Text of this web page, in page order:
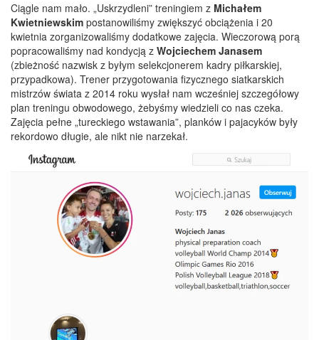
Ciągle nam mało. „Uskrzydleni” treningiem z Michałem
Kwietniewskim postanowiliśmy zwiększyć obciążenia i 20
kwietnia zorganizowaliśmy dodatkowe zajęcia. Wieczorową porą
popracowaliśmy nad kondycją z Wojciechem Janasem
(zbieżność nazwisk z byłym selekcjonerem kadry piłkarskiej,
przypadkowa). Trener przygotowania fizycznego siatkarskich
mistrzów świata z 2014 roku wysłał nam wcześniej szczegółowy
plan treningu obwodowego, żebyśmy wiedzieli co nas czeka.
Zajęcia pełne „tureckiego wstawania”, planków i pajacyków były
rekordowo długie, ale nikt nie narzekał.